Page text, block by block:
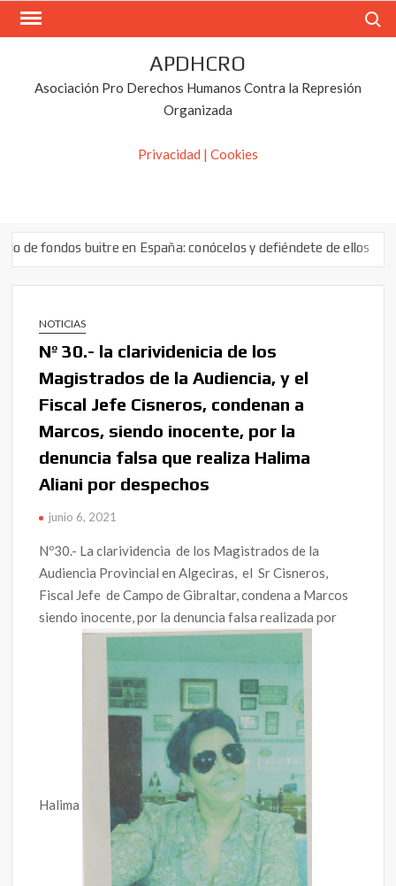
Saltar
APDHCRO
Asociación Pro Derechos Humanos Contra la Represión
Organizada
Privacidad | Cookies
en España: conócelos y defiéndete de ellos DERECHO de
NOTICIAS
Nº 30.- la clarividenicia de los
Magistrados de la Audiencia, y el
Fiscal Jefe Cisneros, condenan a
Marcos, siendo inocente, por la
denuncia falsa que realiza Halima
Aliani por despechos
junio 6, 2021
Nº30.- La clarividencia de los Magistrados de la
Audiencia Provincial en Algeciras, el Sr Cisneros,
Fiscal Jefe de Campo de Gibraltar, condena a Marcos
siendo inocente, por la denuncia falsa realizada por
Halima